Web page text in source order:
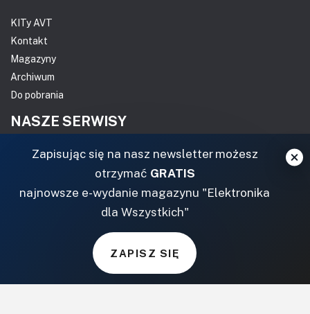
KITy AVT
Kontakt
Magazyny
Archiwum
Do pobrania
NASZE SERWISY
DOM, OGRÓD I WNĘTRZA
BudujemyDom.pl
Projekty.BudujemyDom.pl
Informator Budownictwa
Zapisując się na nasz newsletter możesz
otrzymać GRATIS
najnowsze e-wydanie magazynu "Elektronika
dla Wszystkich"
ZAPISZ SIĘ